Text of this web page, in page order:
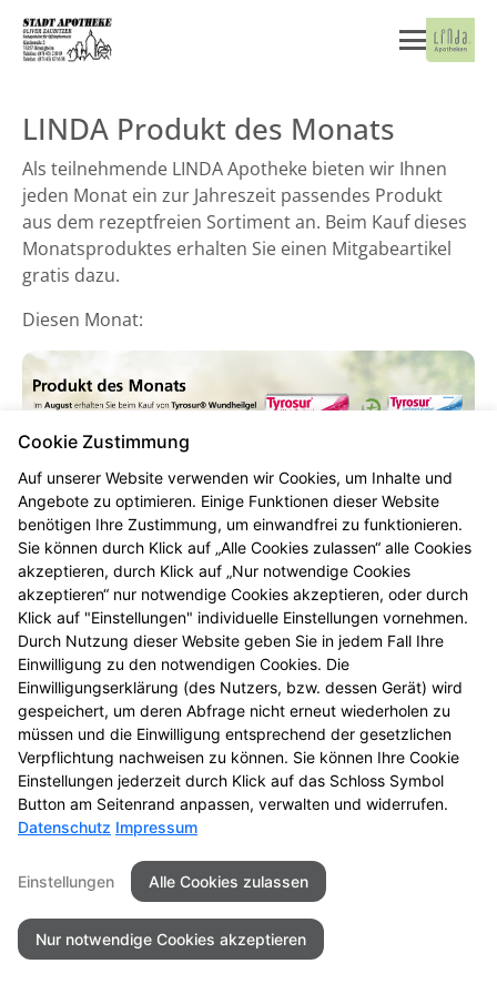
LINDA Produkt des Monats
Als teilnehmende LINDA Apotheke bieten wir Ihnen
jeden Monat ein zur Jahreszeit passendes Produkt
aus dem rezeptfreien Sortiment an. Beim Kauf dieses
Monatsproduktes erhalten Sie einen Mitgabeartikel
gratis dazu.
Diesen Monat:
Mehr Produktinformationen
Seitenübersicht Kontakt
Impressum
Datenschutz
Barrierefreiheit
© 2026 Stadt-Apotheke
Cookie Zustimmung
Auf unserer Website verwenden wir Cookies, um Inhalte und
Angebote zu optimieren. Einige Funktionen dieser Website
benötigen Ihre Zustimmung, um einwandfrei zu funktionieren.
Sie können durch Klick auf „Alle Cookies zulassen“ alle Cookies
akzeptieren, durch Klick auf „Nur notwendige Cookies
akzeptieren“ nur notwendige Cookies akzeptieren, oder durch
Klick auf "Einstellungen" individuelle Einstellungen vornehmen.
Durch Nutzung dieser Website geben Sie in jedem Fall Ihre
Einwilligung zu den notwendigen Cookies. Die
Einwilligungserklärung (des Nutzers, bzw. dessen Gerät) wird
gespeichert, um deren Abfrage nicht erneut wiederholen zu
müssen und die Einwilligung entsprechend der gesetzlichen
Verpflichtung nachweisen zu können. Sie können Ihre Cookie
Einstellungen jederzeit durch Klick auf das Schloss Symbol
Button am Seitenrand anpassen, verwalten und widerrufen.
Datenschutz Impressum
Einstellungen Alle Cookies zulassen
Nur notwendige Cookies akzeptieren